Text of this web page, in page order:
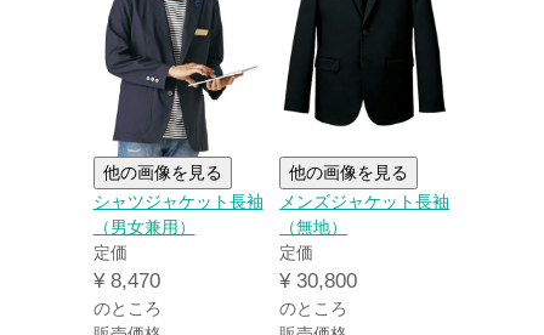
他の画像を見る
シャツジャケット長袖
（男女兼用）
定価
¥ 8,470
のところ
他の画像を見る
メンズジャケット長袖
（無地）
定価
¥ 30,800
のところ